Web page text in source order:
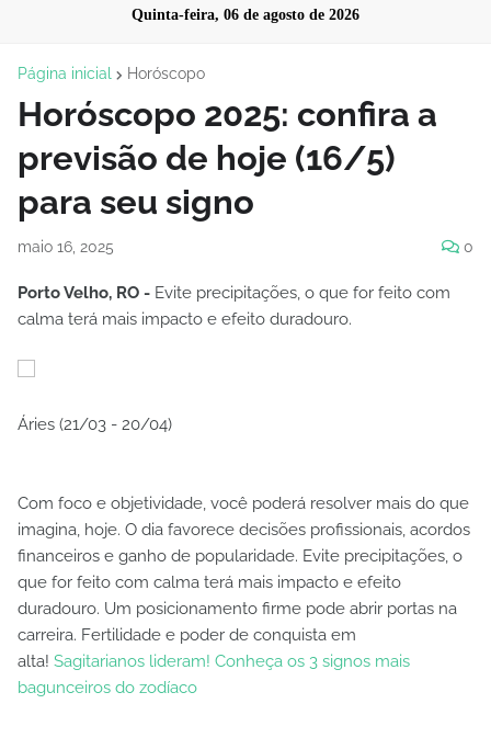
Quinta-feira, 06 de agosto de 2026
Página inicial Horóscopo
Horóscopo 2025: confira a
previsão de hoje (16/5)
para seu signo
maio 16, 2025 0
Porto Velho, RO - Evite precipitações, o que for feito com
calma terá mais impacto e efeito duradouro.
Áries (21/03 - 20/04)
Com foco e objetividade, você poderá resolver mais do que
imagina, hoje. O dia favorece decisões profissionais, acordos
financeiros e ganho de popularidade. Evite precipitações, o
que for feito com calma terá mais impacto e efeito
duradouro. Um posicionamento firme pode abrir portas na
carreira. Fertilidade e poder de conquista em
alta! Sagitarianos lideram! Conheça os 3 signos mais
bagunceiros do zodíaco